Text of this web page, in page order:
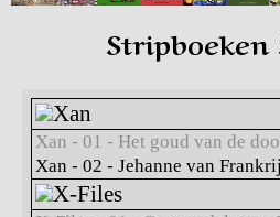
Stripboeken